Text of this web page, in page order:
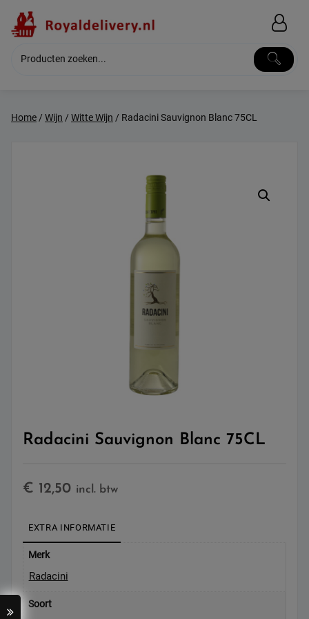
content
Home/ Wijn / Witte Wijn / Radacini Sauvignon Blanc 75CL
Radacini Sauvignon Blanc 75CL
€ 12,50 incl. btw
EXTRA INFORMATIE
Merk
Radacini
Soort